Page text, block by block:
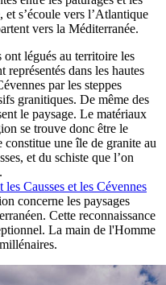
s’écoule vers l’Atlantique
vers la Méditerranée.
ont légués au territoire les
représentés dans les hautes
par les steppes
granitiques. De même des
le paysage. Le matériaux
se trouve donc être le
une île de granite au
et du schiste que l’on
Causses et les Cévennes
concerne les paysages
Cette reconnaissance
La main de l'Homme